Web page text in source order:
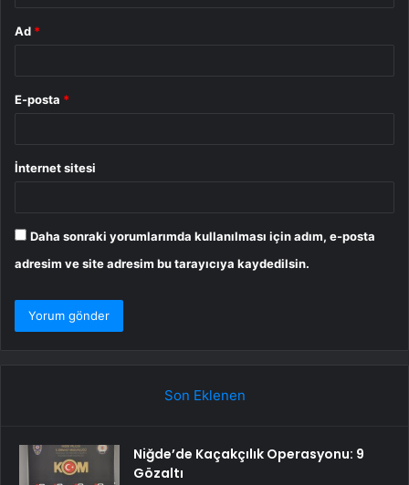
Ad *
E-posta *
İnternet sitesi
Daha sonraki yorumlarımda kullanılması için adım, e-posta
adresim ve site adresim bu tarayıcıya kaydedilsin.
Son Eklenen
Niğde’de Kaçakçılık Operasyonu: 9
Gözaltı